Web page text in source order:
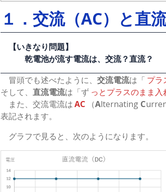
１．交流（AC）と直
【いきなり問題】
乾電池が流す電流は、交流？直流？
【正解】 直流電流！
冒頭でも述べたように、 交流電流は「 プラ
そして、 直流電流は「ず っとプラスのまま
また、交流電流はAC （Alternating C
表記されます。
グラフで見ると、次のようになります。